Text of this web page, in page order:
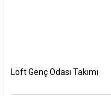
Loft Genç Odası Takımı